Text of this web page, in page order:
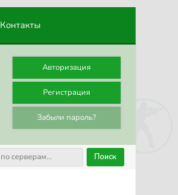
Контакты
Авторизация
Регистрация
Забыли пароль?
Поиск